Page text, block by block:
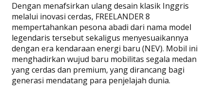
Dengan menafsirkan ulang desain klasik Inggris
melalui inovasi cerdas, FREELANDER 8
mempertahankan pesona abadi dari nama model
legendaris tersebut sekaligus menyesuaikannya
dengan era kendaraan energi baru (NEV). Mobil ini
menghadirkan wujud baru mobilitas segala medan
yang cerdas dan premium, yang dirancang bagi
generasi mendatang para penjelajah dunia.